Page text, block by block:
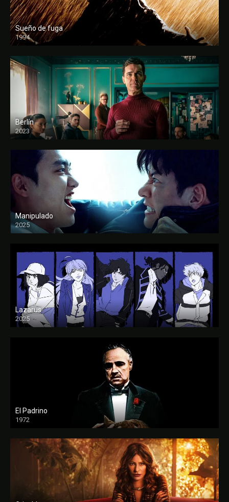
Sueño de fuga
1994
FULL HD
Berlín
2023
Manipulado
2025
Lazarus
2025
El Padrino
1972
FULL HD